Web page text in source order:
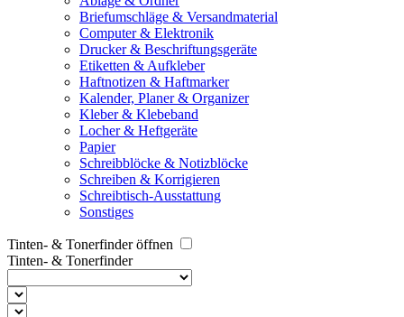
Briefumschläge & Versandmaterial
Computer & Elektronik
Drucker & Beschriftungsgeräte
Etiketten & Aufkleber
Haftnotizen & Haftmarker
Kalender, Planer & Organizer
Kleber & Klebeband
Locher & Heftgeräte
Papier
Schreibblöcke & Notizblöcke
Schreiben & Korrigieren
Schreibtisch-Ausstattung
Sonstiges
Tinten- & Tonerfinder öffnen
Tinten- & Tonerfinder